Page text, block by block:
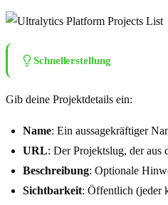
Schnellerstellung
Gib deine Projektdetails ein:
Name: Ein aussagekräftiger
URL: Der Projektslug, der aus
Beschreibung: Optionale
Sichtbarkeit: Öffentlich (jeder